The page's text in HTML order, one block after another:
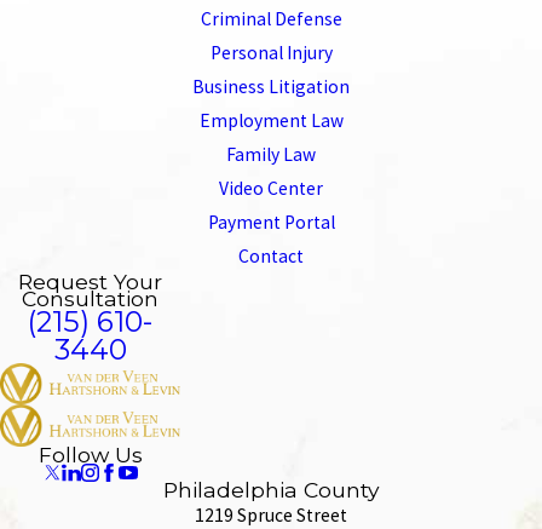
Criminal Defense
Personal Injury
Business Litigation
Employment Law
Family Law
Video Center
Payment Portal
Contact
Request Your
Consultation
(215) 610-
3440
Follow Us
Philadelphia County
1219 Spruce Street